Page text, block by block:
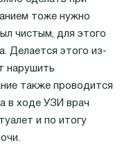
тоже нужно
чистым, для этого
Делается этого из-
нарушить
также проводится
в ходе УЗИ врач
и по итогу